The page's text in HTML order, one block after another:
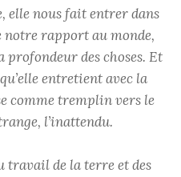
nous fait entrer dans
notre rapport au monde,
profondeur des choses. Et
entretient avec la
comme tremplin vers le
l’inattendu.
travail de la terre et des